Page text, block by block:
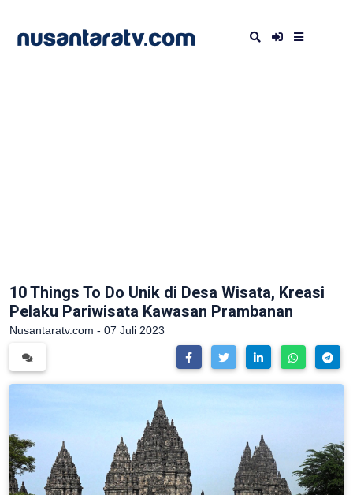
10 Things To Do Unik di Desa Wisata, Kreasi
Pelaku Pariwisata Kawasan Prambanan
Nusantaratv.com - 07 Juli 2023